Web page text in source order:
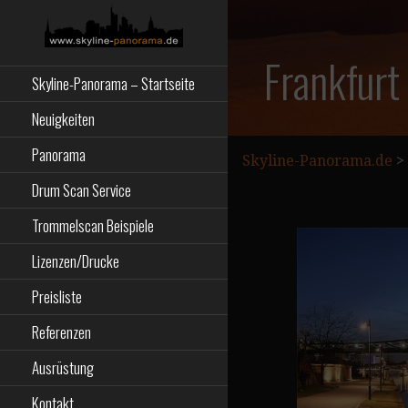
SKYLINE-
PANORAMA.DE
Skyline-Panorama – Startseite
Neuigkeiten
Panorama
Drum Scan Service
Trommelscan Beispiele
Lizenzen/Drucke
Preisliste
Referenzen
Ausrüstung
Kontakt
Skyline-Panorama.de >